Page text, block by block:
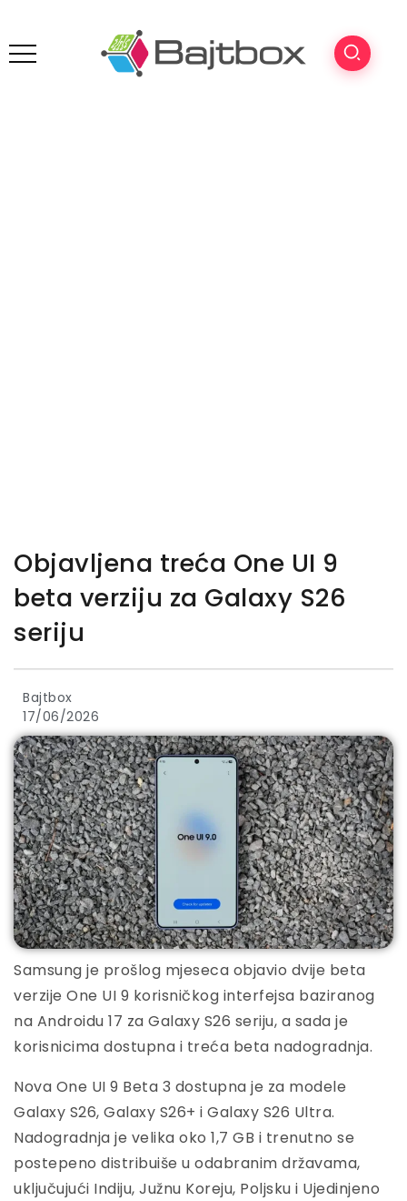
Objavljena treća One UI 9
beta verziju za Galaxy S26
seriju
Bajtbox
17/06/2026
Samsung je prošlog mjeseca objavio dvije beta
verzije One UI 9 korisničkog interfejsa baziranog
na Androidu 17 za Galaxy S26 seriju, a sada je
korisnicima dostupna i treća beta nadogradnja.
Nova One UI 9 Beta 3 dostupna je za modele
Galaxy S26, Galaxy S26+ i Galaxy S26 Ultra.
Nadogradnja je velika oko 1,7 GB i trenutno se
postepeno distribuiše u odabranim državama,
uključujući Indiju, Južnu Koreju, Poljsku i Ujedinjeno